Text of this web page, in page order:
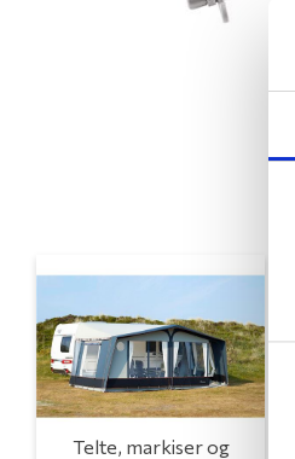
Telte, markiser og